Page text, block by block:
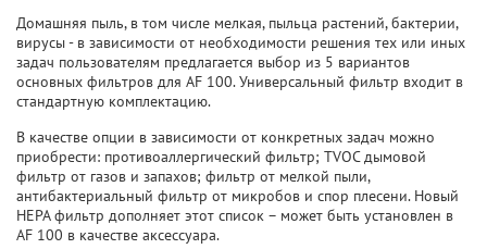
Домашняя пыль, в том числе мелкая, пыльца растений, бактерии,
вирусы - в зависимости от необходимости решения тех или иных
задач пользователям предлагается выбор из 5 вариантов
основных фильтров для AF 100. Универсальный фильтр входит в
стандартную комплектацию.
В качестве опции в зависимости от конкретных задач можно
приобрести: противоаллергический фильтр; TVOC дымовой
фильтр от газов и запахов; фильтр от мелкой пыли,
антибактериальный фильтр от микробов и спор плесени. Новый
HEPA фильтр дополняет этот список – может быть установлен в
AF 100 в качестве аксессуара.